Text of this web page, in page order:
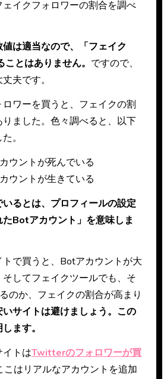
イクフォロワーの割合を調べ
は適当なので、「フェイク
とはありません。 ですので、
夫です。
ワーを買うと、フェイクの割
ました。色々調べると、以下
。
ウントが死んでいる
ウントが生きている
るとは、プロフィールの設定
たBotアカウント」を意味しま
で買うと、Botアカウントが大
してフェイクツールでも、そ
のか、フェイクの割合が高まり
サイトは避けましょう。この
ます。
トはTwitterのフォロワーが買
こはリアルなアカウントを追加